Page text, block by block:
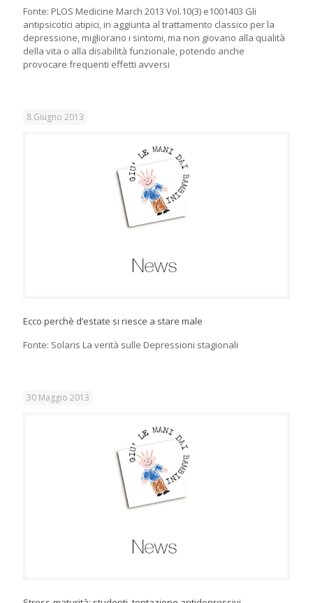
Fonte: PLOS Medicine March 2013 Vol.10(3) e1001403 Gli
antipsicotici atipici, in aggiunta al trattamento classico per la
depressione, migliorano i sintomi, ma non giovano alla qualità
della vita o alla disabilità funzionale, potendo anche
provocare frequenti effetti avversi
8 Giugno 2013
Ecco perchè d’estate si riesce a stare male
Fonte: Solaris La verità sulle Depressioni stagionali
30 Maggio 2013